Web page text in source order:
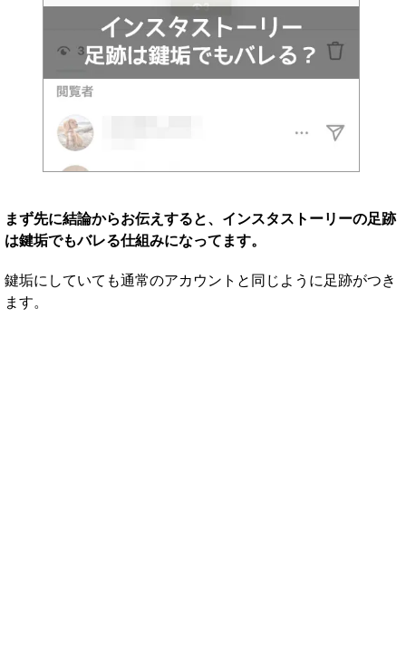
まず先に結論からお伝えすると、インスタストーリーの足跡
は鍵垢でもバレる仕組みになってます。
鍵垢にしていても通常のアカウントと同じように足跡がつき
ます。